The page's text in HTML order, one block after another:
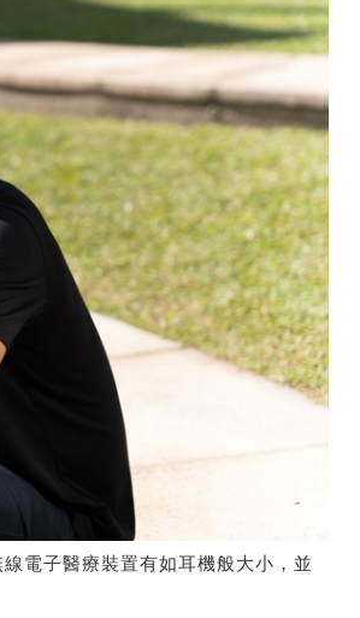
電子醫療裝置有如耳機般大小，並